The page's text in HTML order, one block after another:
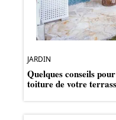
JARDIN
Quelques conseils
toiture de votre